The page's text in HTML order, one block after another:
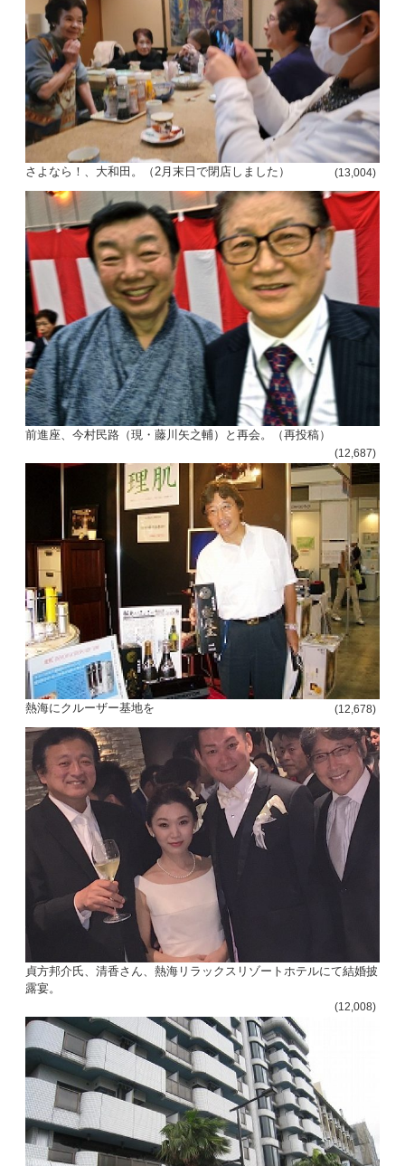
さよなら！、大和田。（2月末日で閉店しました） (13,004)
前進座、今村民路（現・藤川矢之輔）と再会。（再投稿）
(12,687)
熱海にクルーザー基地を (12,678)
貞方邦介氏、清香さん、熱海リラックスリゾートホテルにて結婚披
露宴。
(12,008)